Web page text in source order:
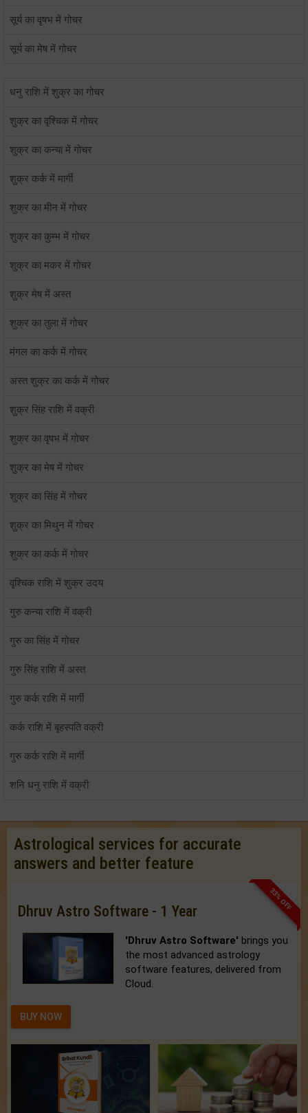
सूर्य का वृषभ में गोचर
सूर्य का मेष में गोचर
धनु राशि में शुक्र का गोचर
शुक्र का वृश्चिक में गोचर
शुक्र का कन्या में गोचर
शुक्र कर्क में मार्गी
शुक्र का मीन में गोचर
शुक्र का कुम्भ में गोचर
शुक्र का मकर में गोचर
शुक्र मेष में अस्त
शुक्र का तुला में गोचर
मंगल का कर्क में गोचर
अस्त शुक्र का कर्क में गोचर
शुक्र सिंह राशि में वक्री
शुक्र का वृषभ में गोचर
शुक्र का मेष में गोचर
शुक्र का सिंह में गोचर
शुक्र का मिथुन में गोचर
शुक्र का कर्क में गोचर
वृश्चिक राशि में शुक्र उदय
गुरु कन्या राशि में वक्री
गुरु का सिंह में गोचर
गुरु सिंह राशि में अस्त
गुरु कर्क राशि में मार्गी
कर्क राशि में बृहस्पति वक्री
गुरु कर्क राशि में मार्गी
शनि धनु राशि में वक्री
Astrological services for accurate
answers and better feature
33% OFF
Dhruv Astro Software - 1 Year
'Dhruv Astro Software' brings you
the most advanced astrology
software features, delivered from
Cloud.
BUY NOW